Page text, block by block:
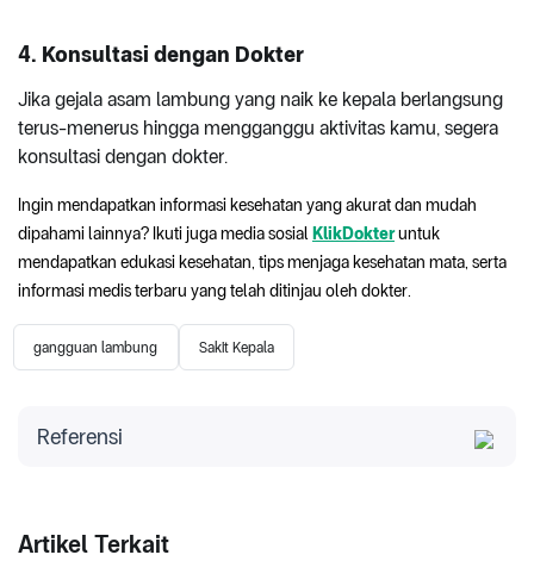
4. Konsultasi dengan Dokter
Jika gejala asam lambung yang naik ke kepala berlangsung
terus-menerus hingga mengganggu aktivitas kamu, segera
konsultasi dengan dokter.
Ingin mendapatkan informasi kesehatan yang akurat dan mudah
dipahami lainnya? Ikuti juga media sosial KlikDokteruntuk
mendapatkan edukasi kesehatan, tips menjaga kesehatan mata, serta
informasi medis terbaru yang telah ditinjau oleh dokter.
gangguan lambung Sakit Kepala
Referensi
problems(11th ed.).
Artikel Terkait